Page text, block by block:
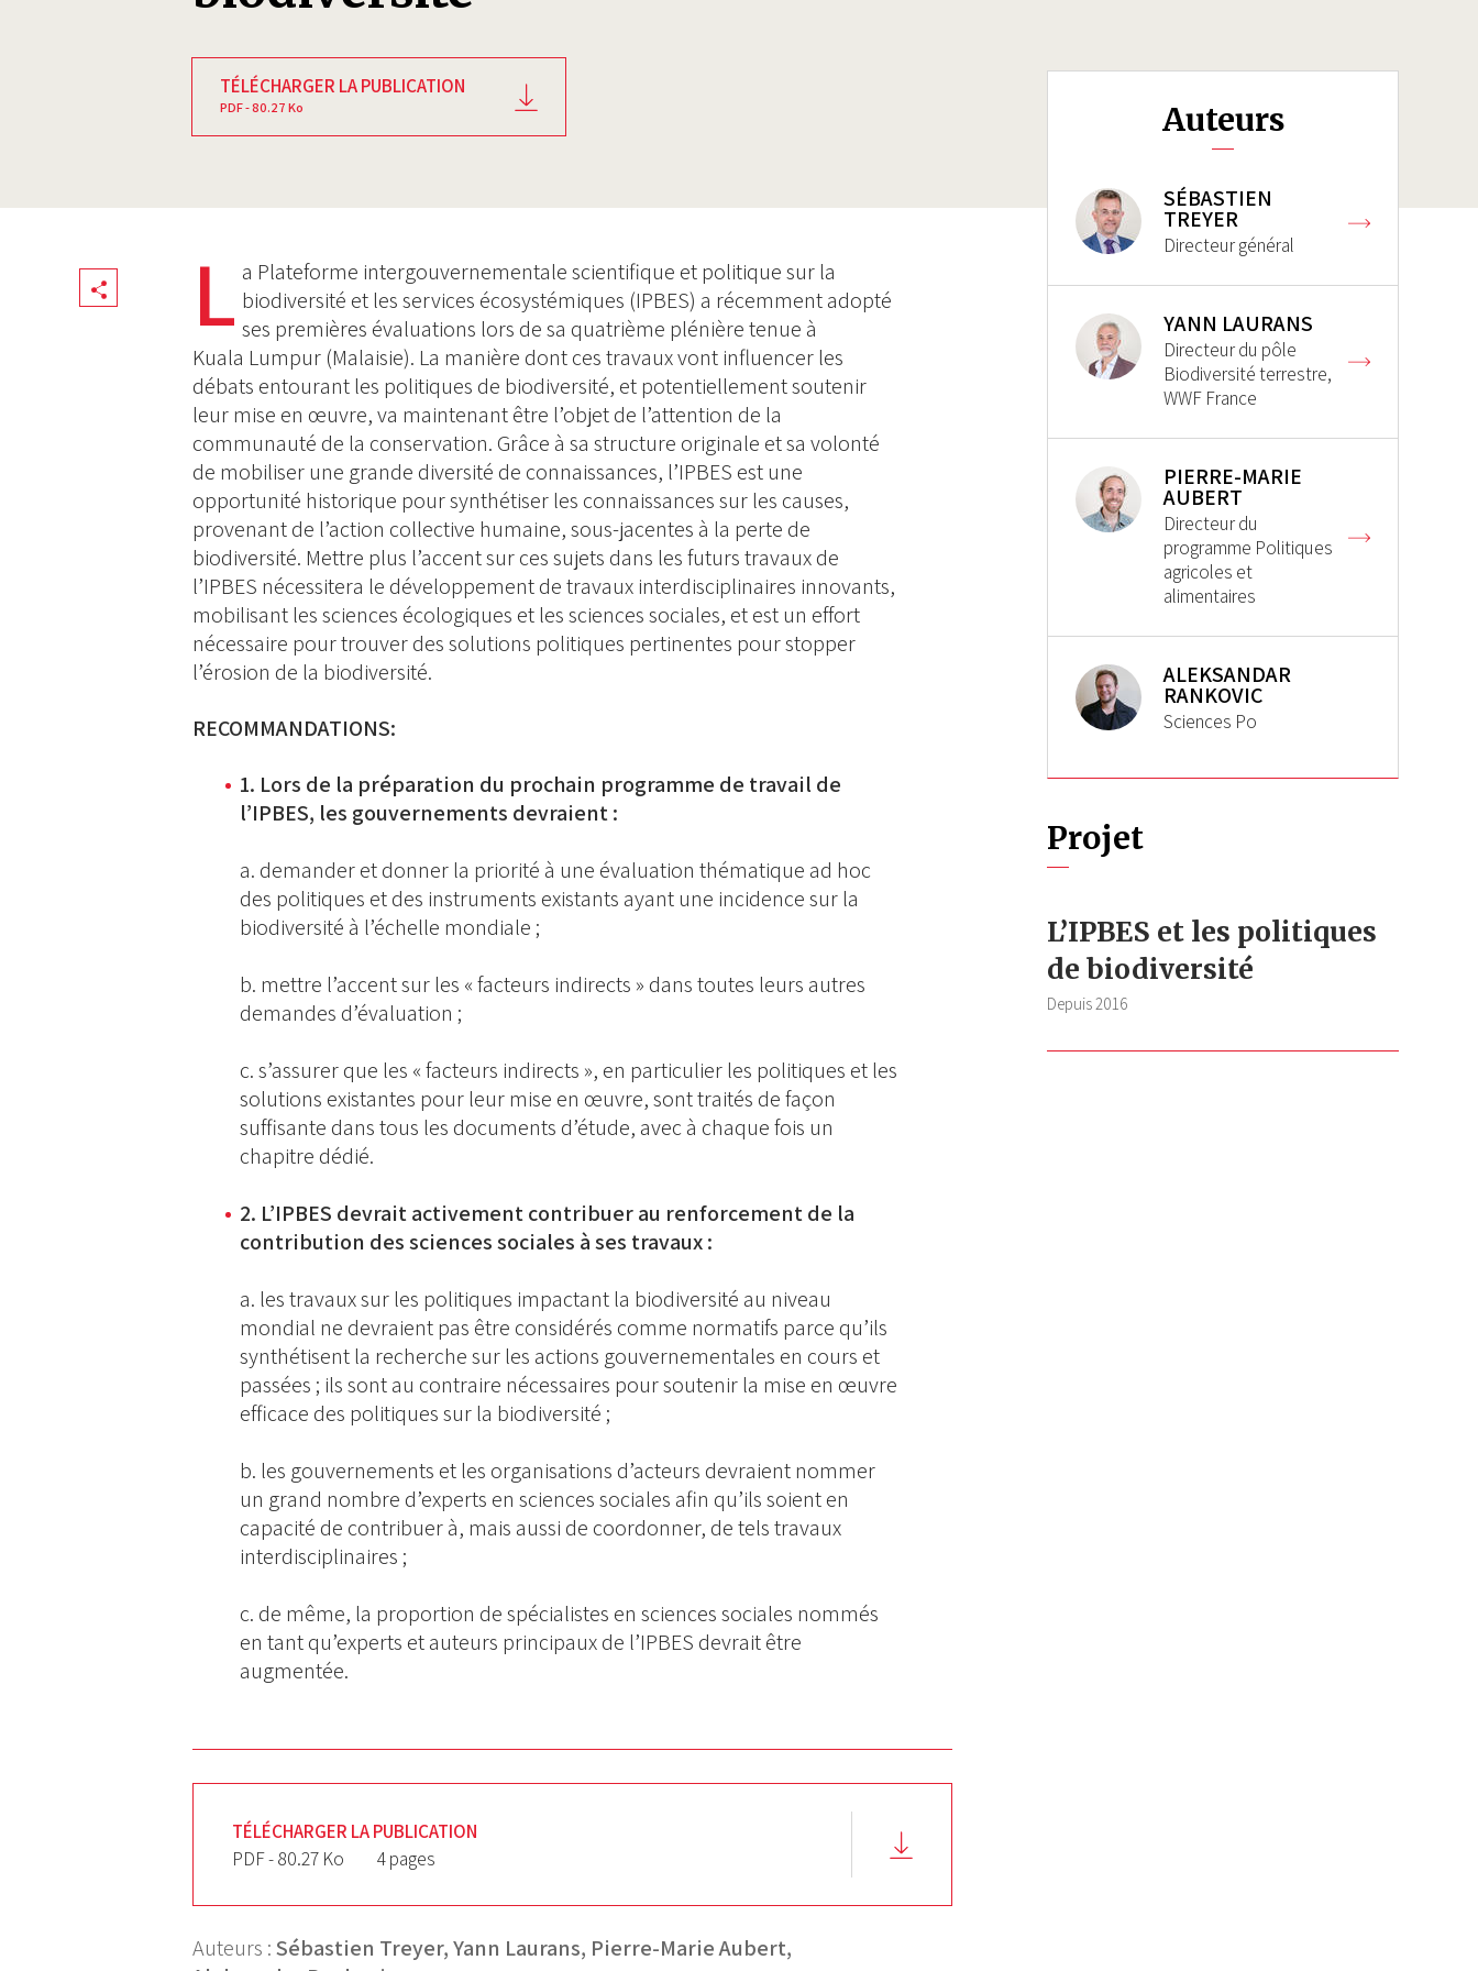
TÉLÉCHARGER LA PUBLICATION
PDF - 80.27 Ko
Share L a Plateforme intergouvernementale scientifique et politique sur la
biodiversité et les services écosystémiques (IPBES) a récemment adopté
ses premières évaluations lors de sa quatrième plénière tenue à
Kuala Lumpur (Malaisie). La manière dont ces travaux vont influencer les
débats entourant les politiques de biodiversité, et potentiellement soutenir
leur mise en œuvre, va maintenant être l’objet de l’attention de la
communauté de la conservation. Grâce à sa structure originale et sa volonté
de mobiliser une grande diversité de connaissances, l’IPBES est une
opportunité historique pour synthétiser les connaissances sur les causes,
provenant de l’action collective humaine, sous-jacentes à la perte de
biodiversité. Mettre plus l’accent sur ces sujets dans les futurs travaux de
l’IPBES nécessitera le développement de travaux interdisciplinaires innovants,
mobilisant les sciences écologiques et les sciences sociales, et est un effort
nécessaire pour trouver des solutions politiques pertinentes pour stopper
l’érosion de la biodiversité.
RECOMMANDATIONS:
1. Lors de la préparation du prochain programme de travail de
l’IPBES, les gouvernements devraient :
a. demander et donner la priorité à une évaluation thématique ad hoc
des politiques et des instruments existants ayant une incidence sur la
biodiversité à l’échelle mondiale ;
b. mettre l’accent sur les « facteurs indirects » dans toutes leurs autres
demandes d’évaluation ;
c. s’assurer que les « facteurs indirects », en particulier les politiques et les
solutions existantes pour leur mise en œuvre, sont traités de façon
suffisante dans tous les documents d’étude, avec à chaque fois un
chapitre dédié.
2. L’IPBES devrait activement contribuer au renforcement de la
contribution des sciences sociales à ses travaux :
a. les travaux sur les politiques impactant la biodiversité au niveau
mondial ne devraient pas être considérés comme normatifs parce qu’ils
synthétisent la recherche sur les actions gouvernementales en cours et
passées ; ils sont au contraire nécessaires pour soutenir la mise en œuvre
efficace des politiques sur la biodiversité ;
b. les gouvernements et les organisations d’acteurs devraient nommer
un grand nombre d’experts en sciences sociales afin qu’ils soient en
capacité de contribuer à, mais aussi de coordonner, de tels travaux
interdisciplinaires ;
c. de même, la proportion de spécialistes en sciences sociales nommés
en tant qu’experts et auteurs principaux de l’IPBES devrait être
augmentée.
TÉLÉCHARGER LA PUBLICATION
PDF - 80.27 Ko
4 pages
Auteurs :Sébastien Treyer, Yann Laurans, Pierre-Marie Aubert,
Auteurs
SÉBASTIEN
TREYER
Directeur général
YANN LAURANS
Directeur du pôle
Biodiversité terrestre,
WWF France
PIERRE-MARIE
AUBERT
Directeur du
programme Politiques
agricoles et
alimentaires
ALEKSANDAR
RANKOVIC
Sciences Po
Projet
L’IPBES et les politiques
de biodiversité
Depuis2016